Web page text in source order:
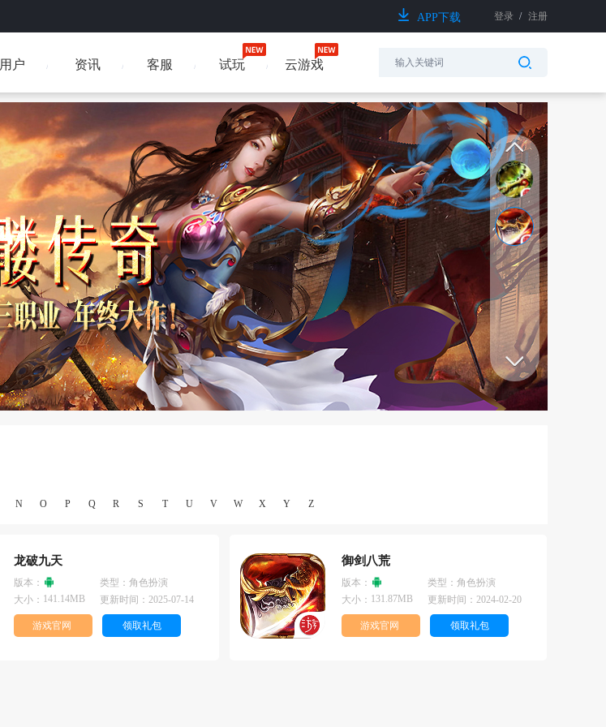
APP下载 登录 / 注册
用户 资讯 客服 试玩 云游戏
N O P Q R S T U V W X Y Z
龙破九天
版本： 类型： 角色扮演
大小： 141.14MB 更新时间： 2025-07-14
游戏官网 领取礼包
御剑八荒
版本： 类型： 角色扮演
大小： 131.87MB 更新时间： 2024-02-20
游戏官网 领取礼包